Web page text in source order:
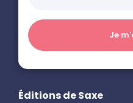
Éditions de Saxe